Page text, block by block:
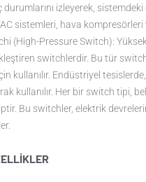
durumlarını izleyerek,
sistemleri, hava
(High-Pressure Switch):
switchlerdir. Bu tür
kullanılır. Endüstriyel
kullanılır. Her bir switch tipi,
Bu switchler, elektrik